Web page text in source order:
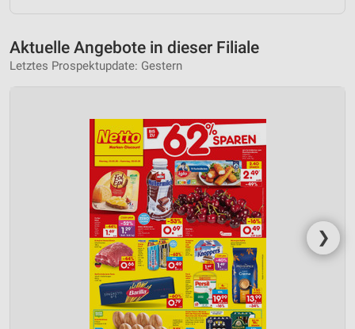
Aktuelle Angebote in dieser Filiale
Letztes Prospektupdate: Gestern
❯